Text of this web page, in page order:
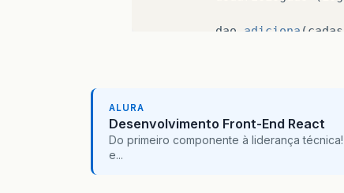
dao adiciona (
}
ALURA
Desenvolvimento Front-End React
Do primeiro componente à liderança
e...